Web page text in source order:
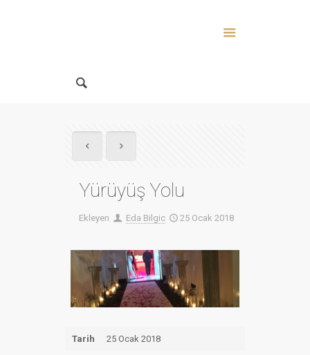
Yürüyüş Yolu
Ekleyen Eda Bilgic 25 Ocak 2018
Tarih 25 Ocak 2018